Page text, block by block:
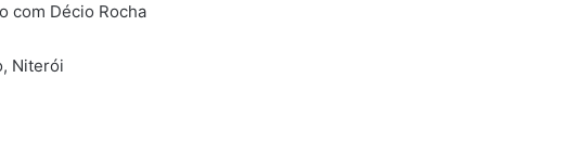
com Décio Rocha
Niterói